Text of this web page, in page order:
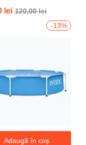
lei 120,00lei
-13%
Adaugă în coș